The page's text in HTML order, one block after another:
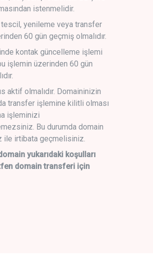
istenmelidir.
tescil, yenileme veya transfer
60 gün geçmiş olmalıdır.
kontak güncelleme işlemi
işlemin üzerinden 60 gün
aktif olmalıdır. Domaininizin
transfer işlemine kilitli olması
işleminizi
Bu durumda domain
ile irtibata geçmelisiniz.
yukarıdaki koşulları
domain transferi için